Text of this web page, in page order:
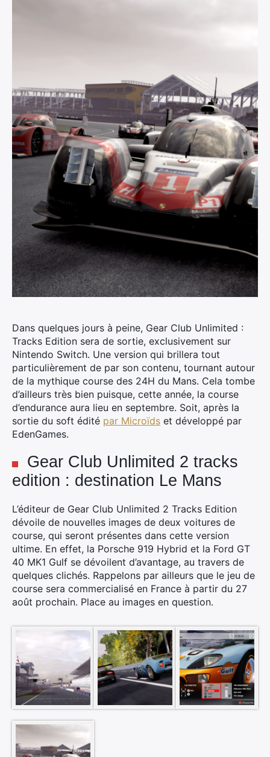
Dans quelques jours à peine, Gear Club Unlimited :
Tracks Edition sera de sortie, exclusivement sur
Nintendo Switch. Une version qui brillera tout
particulièrement de par son contenu, tournant autour
de la mythique course des 24H du Mans. Cela tombe
d’ailleurs très bien puisque, cette année, la course
d’endurance aura lieu en septembre. Soit, après la
sortie du soft édité par Microïds et développé par
EdenGames.
Gear Club Unlimited 2 tracks
edition : destination Le Mans
L’éditeur de Gear Club Unlimited 2 Tracks Edition
dévoile de nouvelles images de deux voitures de
course, qui seront présentes dans cette version
ultime. En effet, la Porsche 919 Hybrid et la Ford GT
40 MK1 Gulf se dévoilent d’avantage, au travers de
quelques clichés. Rappelons par ailleurs que le jeu de
course sera commercialisé en France à partir du 27
août prochain. Place au images en question.